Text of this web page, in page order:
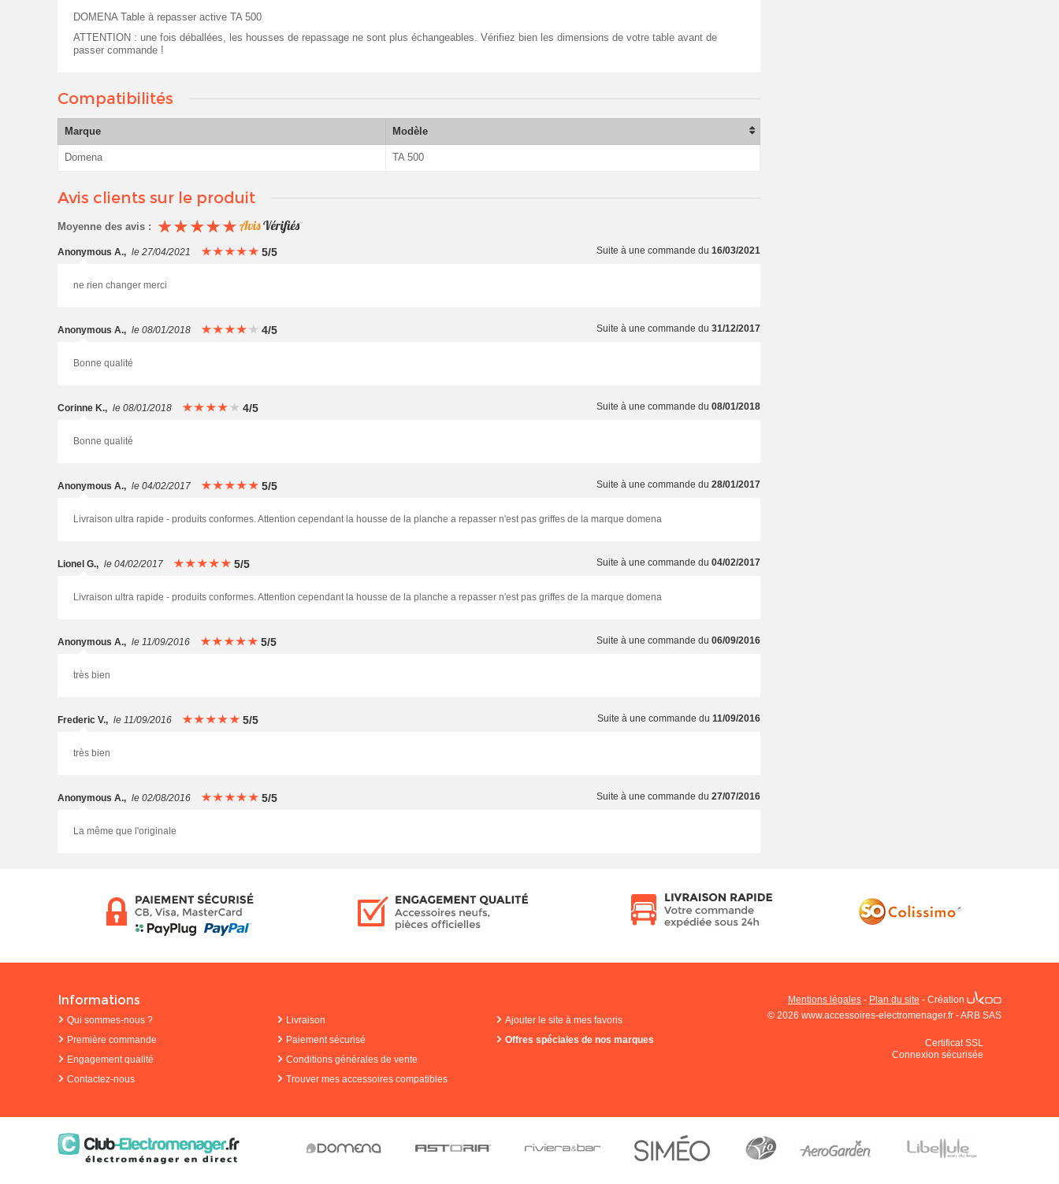
DOMENA Table à repasser active TA 500
ATTENTION : une fois déballées, les housses de repassage ne sont plus échangeables. Vérifiez bien les dimensions de votre table avant de
passer commande !
Compatibilités
Marque Modèle
Domena TA 500
Avis clients sur le produit
Moyenne des avis :
Anonymous A., le 27/04/2021 5/5 Suite à une commande du16/03/2021
ne rien changer merci
Anonymous A., le 08/01/2018 4/5 Suite à une commande du31/12/2017
Bonne qualité
Corinne K., le 08/01/2018 4/5 Suite à une commande du08/01/2018
Bonne qualité
Anonymous A., le 04/02/2017 5/5 Suite à une commande du28/01/2017
Livraison ultra rapide - produits conformes. Attention cependant la housse de la planche a repasser n'est pas griffes de la marque domena
Lionel G., le 04/02/2017 5/5 Suite à une commande du04/02/2017
Livraison ultra rapide - produits conformes. Attention cependant la housse de la planche a repasser n'est pas griffes de la marque domena
Anonymous A., le 11/09/2016 5/5 Suite à une commande du06/09/2016
très bien
Frederic V., le 11/09/2016 5/5 Suite à une commande du11/09/2016
très bien
Anonymous A., le 02/08/2016 5/5 Suite à une commande du27/07/2016
La même que l'originale
Informations
Qui sommes-nous ? Livraison
Ajouter le site à mes favoris
Première commande
Paiement sécurisé
Offres spéciales de nos marques
Engagement qualité
Conditions générales de vente
Contactez-nous
Trouver mes accessoires compatibles
Mentions légales - Plan du site - Création
© 2026 www.accessoires-electromenager.fr - ARB SAS
Certificat SSL
Connexion sécurisée